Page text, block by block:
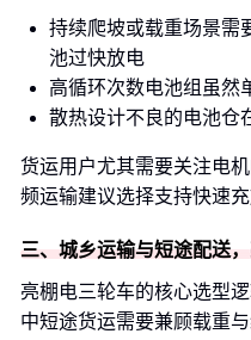
持续爬坡或载重场景需
池过快放电
高循环次数电池组虽然
散热设计不良的电池仓
货运用户尤其需要关注电
频运输建议选择支持快速充
三、城乡运输与短途配送
亮棚电三轮车的核心选型
中短途货运需要兼顾载重